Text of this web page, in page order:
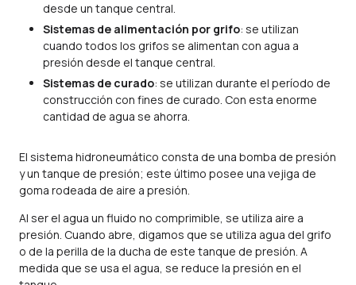
desde un tanque central.
Sistemas de alimentación por grifo: se utilizan
cuando todos los grifos se alimentan con agua a
presión desde el tanque central.
Sistemas de curado: se utilizan durante el período de
construcción con fines de curado. Con esta enorme
cantidad de agua se ahorra.
El sistema hidroneumático consta de una bomba de presión
y un tanque de presión; este último posee una vejiga de
goma rodeada de aire a presión.
Al ser el agua un fluido no comprimible, se utiliza aire a
presión. Cuando abre, digamos que se utiliza agua del grifo
o de la perilla de la ducha de este tanque de presión. A
medida que se usa el agua, se reduce la presión en el